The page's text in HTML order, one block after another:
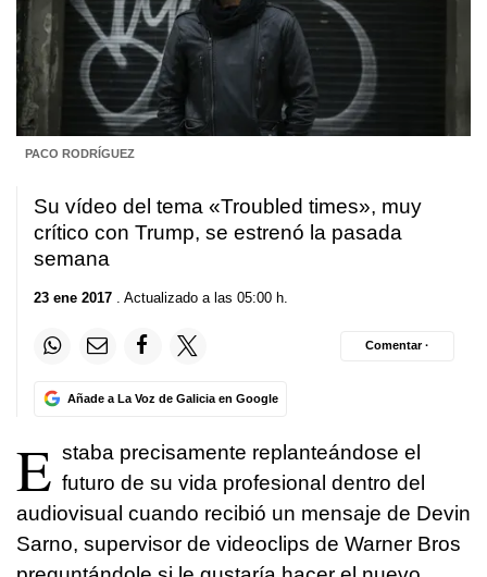
PACO RODRÍGUEZ
Su vídeo del tema «Troubled times», muy
crítico con Trump, se estrenó la pasada
semana
23 ene 2017 . Actualizado a las 05:00 h.
Añade a La Voz de Galicia en Google
Comentar ·
E staba precisamente replanteándose el
futuro de su vida profesional dentro del
audiovisual cuando recibió un mensaje de Devin
Sarno, supervisor de videoclips de Warner Bros